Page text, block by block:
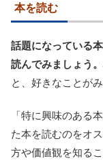
本を読む
話題になっている
読んでみましょう。
と、好きなことが
「特に興味のある
た本を読むのをオ
方や価値観を知る